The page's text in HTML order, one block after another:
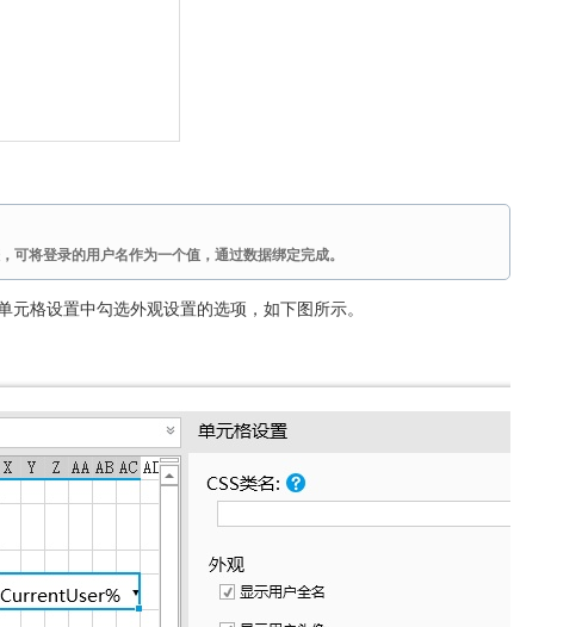
可将登录的用户名作为一个值，通过数据绑定完成。
格设置中勾选外观设置的选项，如下图所示。